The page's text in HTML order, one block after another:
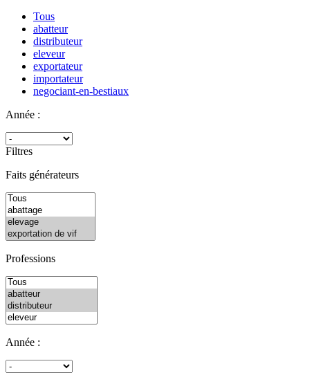
Tous
abatteur
distributeur
eleveur
exportateur
importateur
negociant-en-bestiaux
Année :
Filtres
Faits générateurs
Professions
Année :